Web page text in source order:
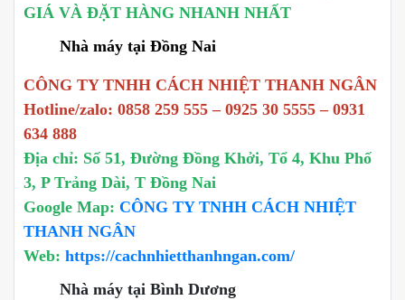
GIÁ VÀ ĐẶT HÀNG NHANH NHẤT
Nhà máy tại Đồng Nai
CÔNG TY TNHH CÁCH NHIỆT THANH NGÂN
Hotline/zalo: 0858 259 555 – 0925 30 5555 – 0931
634 888
Địa chỉ: Số 51, Đường Đồng Khởi, Tổ 4, Khu Phố
3, P Trảng Dài, T Đồng Nai
Google Map: CÔNG TY TNHH CÁCH NHIỆT
THANH NGÂN
Web: https://cachnhietthanhngan.com/
Nhà máy tại Bình Dương